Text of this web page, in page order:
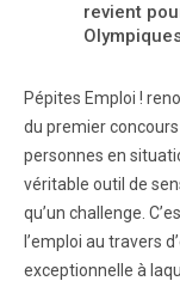
revient
Pépites Emploi !
du premier
personnes en
véritable outil de
qu’un challenge.
l’emploi au travers
exceptionnelle à